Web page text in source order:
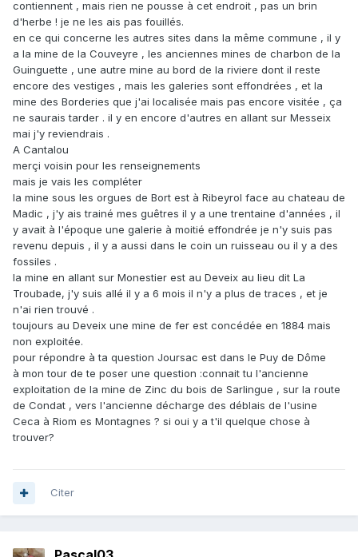
contiennent , mais rien ne pousse à cet endroit , pas un brin
d'herbe ! je ne les ais pas fouillés.
en ce qui concerne les autres sites dans la même commune , il y
a la mine de la Couveyre , les anciennes mines de charbon de la
Guinguette , une autre mine au bord de la riviere dont il reste
encore des vestiges , mais les galeries sont effondrées , et la
mine des Borderies que j'ai localisée mais pas encore visitée , ça
ne saurais tarder . il y en encore d'autres en allant sur Messeix
mai j'y reviendrais .
A Cantalou
merçi voisin pour les renseignements
mais je vais les compléter
la mine sous les orgues de Bort est à Ribeyrol face au chateau de
Madic , j'y ais trainé mes guêtres il y a une trentaine d'années , il
y avait à l'époque une galerie à moitié effondrée je n'y suis pas
revenu depuis , il y a aussi dans le coin un ruisseau ou il y a des
fossiles .
la mine en allant sur Monestier est au Deveix au lieu dit La
Troubade, j'y suis allé il y a 6 mois il n'y a plus de traces , et je
n'ai rien trouvé .
toujours au Deveix une mine de fer est concédée en 1884 mais
non exploitée.
pour répondre à ta question Joursac est dans le Puy de Dôme
à mon tour de te poser une question :connait tu l'ancienne
exploitation de la mine de Zinc du bois de Sarlingue , sur la route
de Condat , vers l'ancienne décharge des déblais de l'usine
Ceca à Riom es Montagnes ? si oui y a t'il quelque chose à
trouver?
Citer